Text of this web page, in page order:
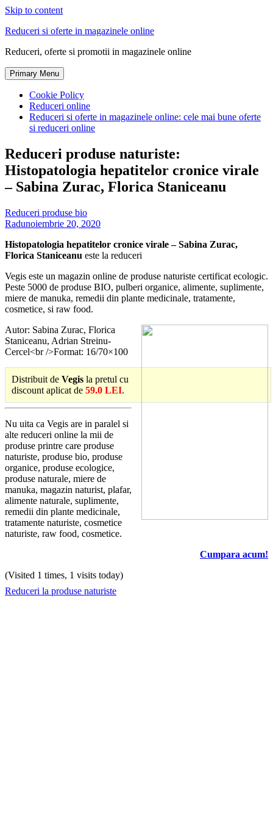
Skip to content
Reduceri si oferte in magazinele online
Reduceri, oferte si promotii in magazinele online
Primary Menu
Cookie Policy
Reduceri online
Reduceri si oferte in magazinele online: cele mai bune oferte
si reduceri online
Reduceri produse naturiste:
Histopatologia hepatitelor cronice virale
– Sabina Zurac, Florica Staniceanu
Reduceri produse bio
Radunoiembrie 20, 2020
Histopatologia hepatitelor cronice virale – Sabina Zurac,
Florica Staniceanu este la reduceri
Vegis este un magazin online de produse naturiste certificat ecologic.
Peste 5000 de produse BIO, pulberi organice, alimente, suplimente,
miere de manuka, remedii din plante medicinale, tratamente,
cosmetice, si raw food.
Autor: Sabina Zurac, Florica
Staniceanu, Adrian Streinu-
Cercel<br />Format: 16/70×100
Distribuit de Vegis la pretul cu
discount aplicat de 59.0 LEI.
Nu uita ca Vegis are in paralel si
alte reduceri online la mii de
produse printre care produse
naturiste, produse bio, produse
organice, produse ecologice,
produse naturale, miere de
manuka, magazin naturist, plafar,
alimente naturale, suplimente,
remedii din plante medicinale,
tratamente naturiste, cosmetice
naturiste, raw food, cosmetice.
Cumpara acum!
(Visited 1 times, 1 visits today)
Reduceri la produse naturiste